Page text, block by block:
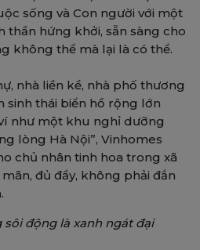
sống và Con người với một
thần hứng khởi, sẵn sàng cho
không thể mà lại là có thể.
nhà liền kề, nhà phố thương
sinh thái biển hồ rộng lớn
như một khu nghỉ dưỡng
lòng Hà Nội”, Vinhomes
chủ nhân tinh hoa trong xã
đủ đầy, không phải đắn
động là xanh ngát đại